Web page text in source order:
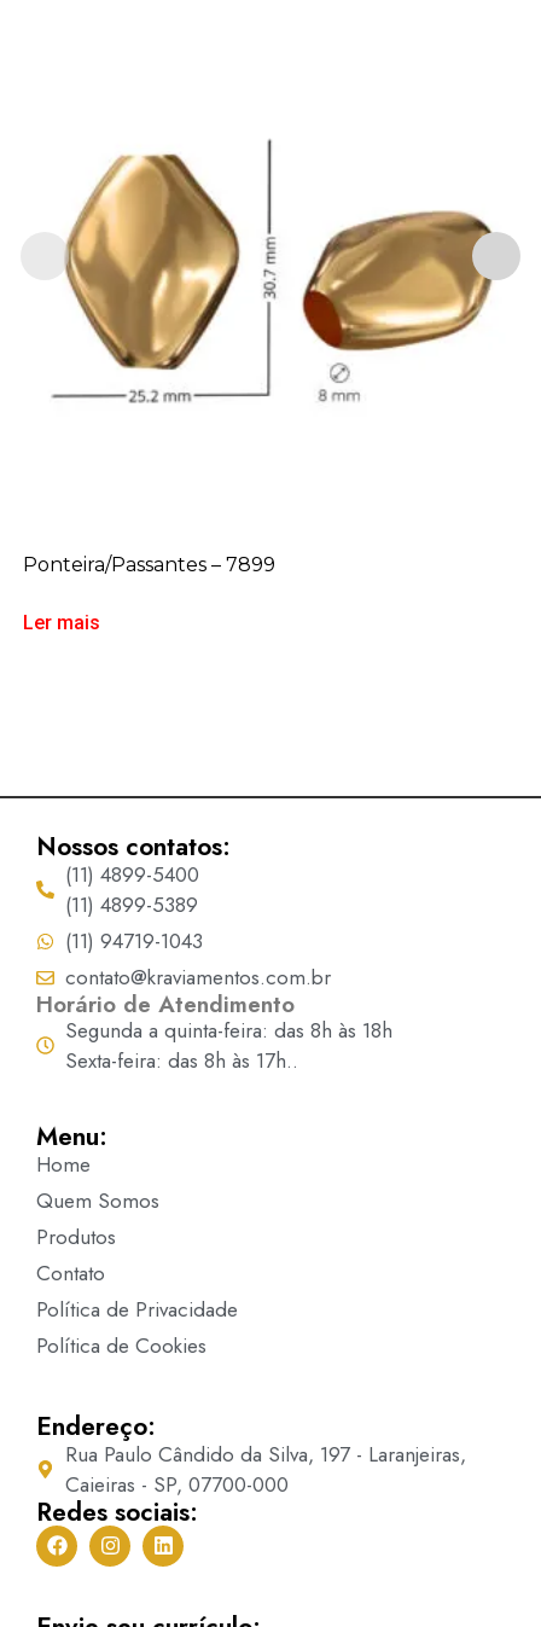
Ponteira/Passantes – 7899
Ler mais
Nossos contatos:
(11) 4899-5400
(11) 4899-5389
(11) 94719-1043
contato@kraviamentos.com.br
Horário de Atendimento
Segunda a quinta-feira: das 8h às 18h
Sexta-feira: das 8h às 17h..
Menu:
Home
Quem Somos
Produtos
Contato
Política de Privacidade
Política de Cookies
Endereço:
Rua Paulo Cândido da Silva, 197 - Laranjeiras,
Caieiras - SP, 07700-000
Redes sociais: